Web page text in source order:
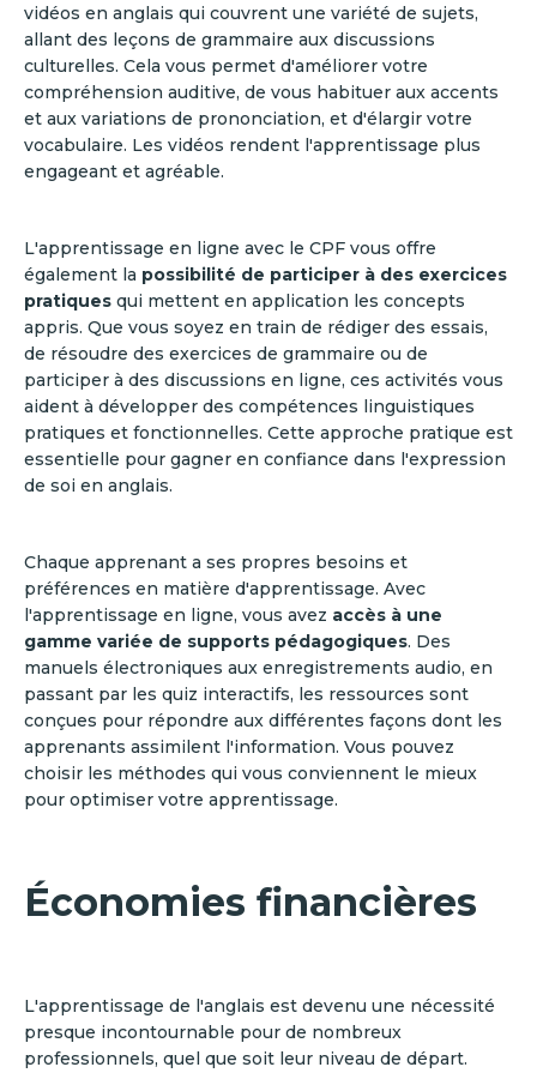
vidéos en anglais qui couvrent une variété de sujets,
allant des leçons de grammaire aux discussions
culturelles. Cela vous permet d'améliorer votre
compréhension auditive, de vous habituer aux accents
et aux variations de prononciation, et d'élargir votre
vocabulaire. Les vidéos rendent l'apprentissage plus
engageant et agréable.
L'apprentissage en ligne avec le CPF vous offre
également la possibilité de participer à des exercices
pratiques qui mettent en application les concepts
appris. Que vous soyez en train de rédiger des essais,
de résoudre des exercices de grammaire ou de
participer à des discussions en ligne, ces activités vous
aident à développer des compétences linguistiques
pratiques et fonctionnelles. Cette approche pratique est
essentielle pour gagner en confiance dans l'expression
de soi en anglais.
Chaque apprenant a ses propres besoins et
préférences en matière d'apprentissage. Avec
l'apprentissage en ligne, vous avez accès à une
gamme variée de supports pédagogiques. Des
manuels électroniques aux enregistrements audio, en
passant par les quiz interactifs, les ressources sont
conçues pour répondre aux différentes façons dont les
apprenants assimilent l'information. Vous pouvez
choisir les méthodes qui vous conviennent le mieux
pour optimiser votre apprentissage.
Économies financières
L'apprentissage de l'anglais est devenu une nécessité
presque incontournable pour de nombreux
professionnels, quel que soit leur niveau de départ.